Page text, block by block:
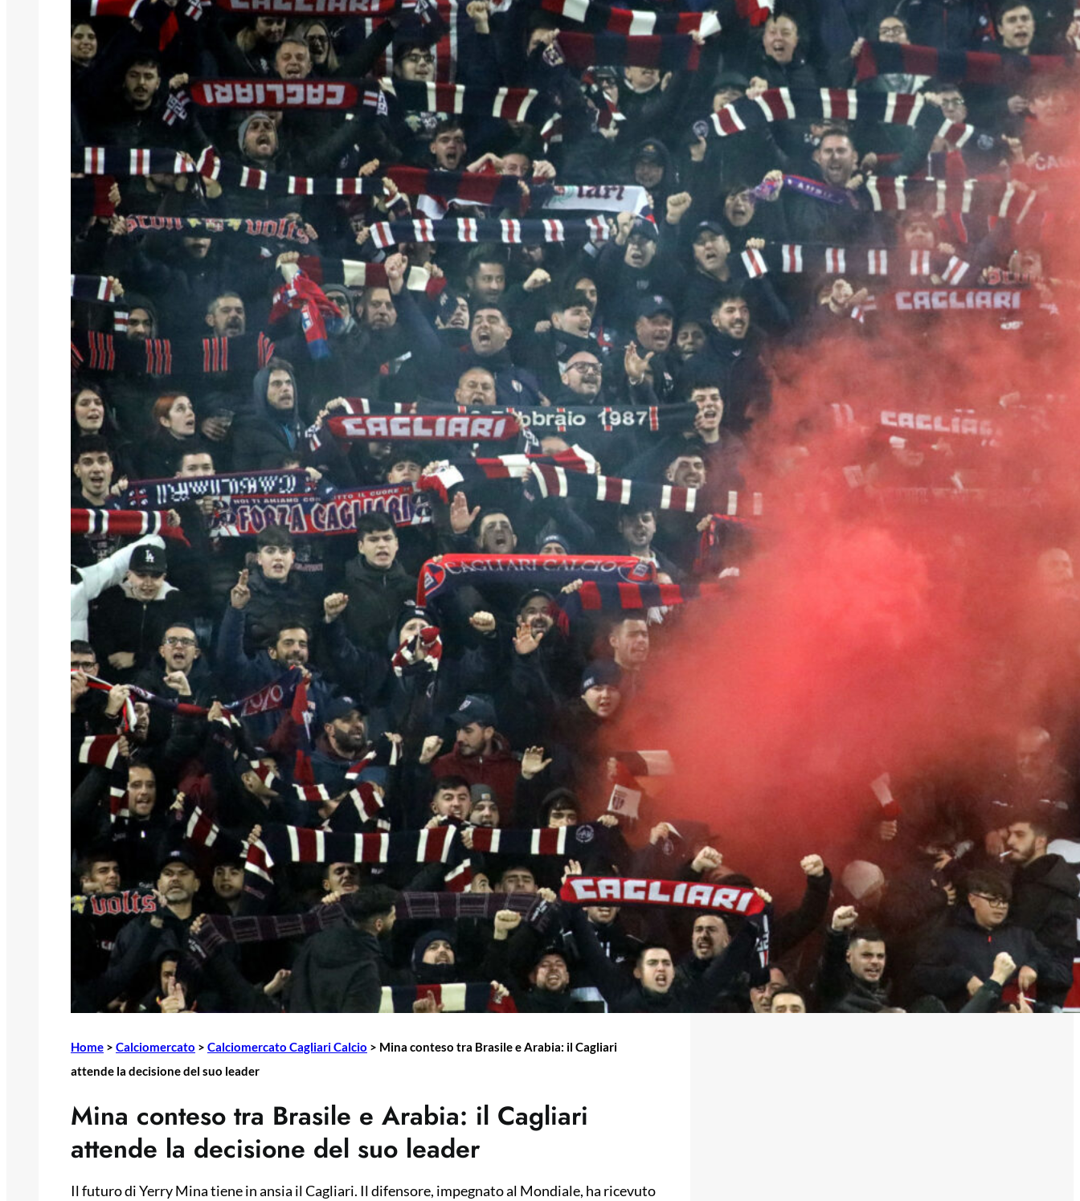
Home > Calciomercato > Calciomercato Cagliari Calcio > Mina conteso tra Brasile e Arabia: il Cagliari
attende la decisione del suo leader
Mina conteso tra Brasile e Arabia: il Cagliari
attende la decisione del suo leader
Il futuro di Yerry Mina tiene in ansia il Cagliari. Il difensore, impegnato al Mondiale, ha ricevuto
Palestra lancia la sfida alla Premier:
“A Cagliari ho giocato sempre, sono
fiducioso”
7 Agosto 2026
Aurelio al Cagliari, Ciocci allo Spezia:
fissate le visite mediche
7 Agosto 2026